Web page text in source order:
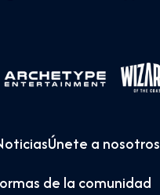
Únete a nosotros
de la comunidad